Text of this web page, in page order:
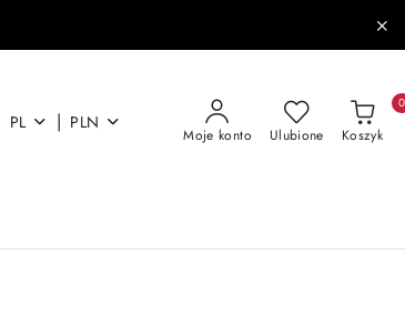
PL | PLN
Moje konto Ulubione Koszyk
0